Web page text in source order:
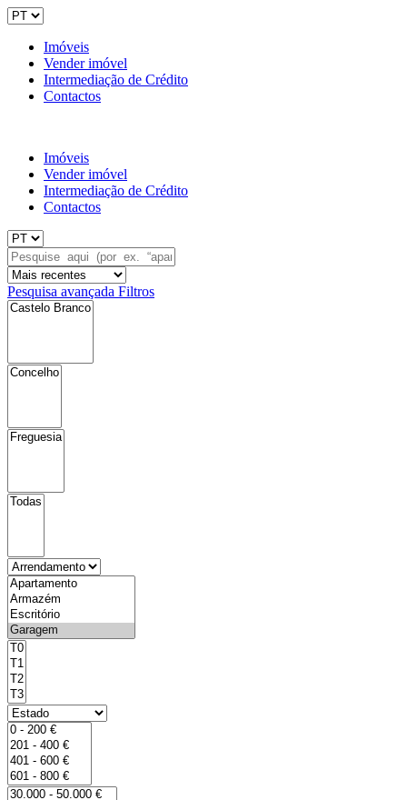
Imóveis
Vender imóvel
Intermediação de Crédito
Contactos
Imóveis
Vender imóvel
Intermediação de Crédito
Contactos
Pesquisa avançada Filtros